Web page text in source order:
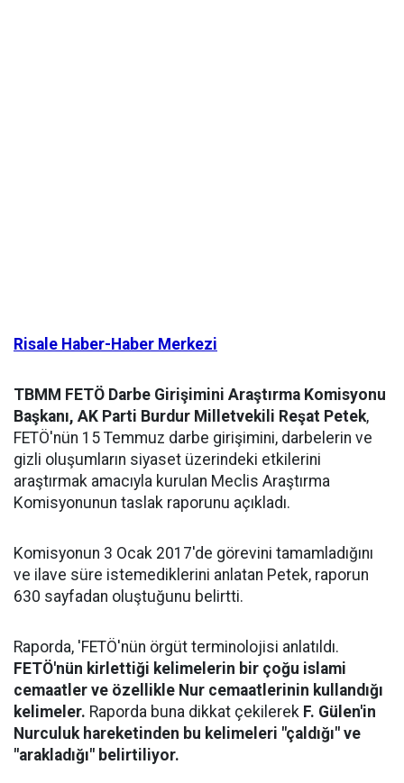
Risale Haber-Haber Merkezi
TBMM FETÖ Darbe Girişimini Araştırma Komisyonu
Başkanı, AK Parti Burdur Milletvekili Reşat Petek,
FETÖ'nün 15 Temmuz darbe girişimini, darbelerin ve
gizli oluşumların siyaset üzerindeki etkilerini
araştırmak amacıyla kurulan Meclis Araştırma
Komisyonunun taslak raporunu açıkladı.
Komisyonun 3 Ocak 2017'de görevini tamamladığını
ve ilave süre istemediklerini anlatan Petek, raporun
630 sayfadan oluştuğunu belirtti.
Raporda, 'FETÖ'nün örgüt terminolojisi anlatıldı.
FETÖ'nün kirlettiği kelimelerin bir çoğu islami
cemaatler ve özellikle Nur cemaatlerinin kullandığı
kelimeler. Raporda buna dikkat çekilerek F. Gülen'in
Nurculuk hareketinden bu kelimeleri "çaldığı" ve
"arakladığı" belirtiliyor.